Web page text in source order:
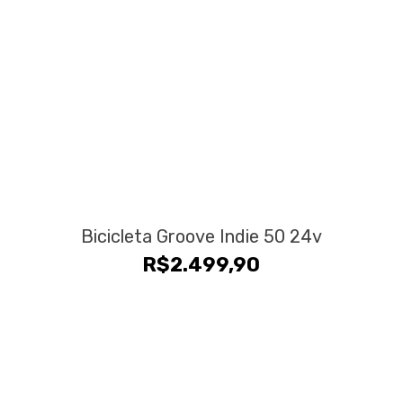
Bicicleta Groove Indie 50 24v
R$2.499,90